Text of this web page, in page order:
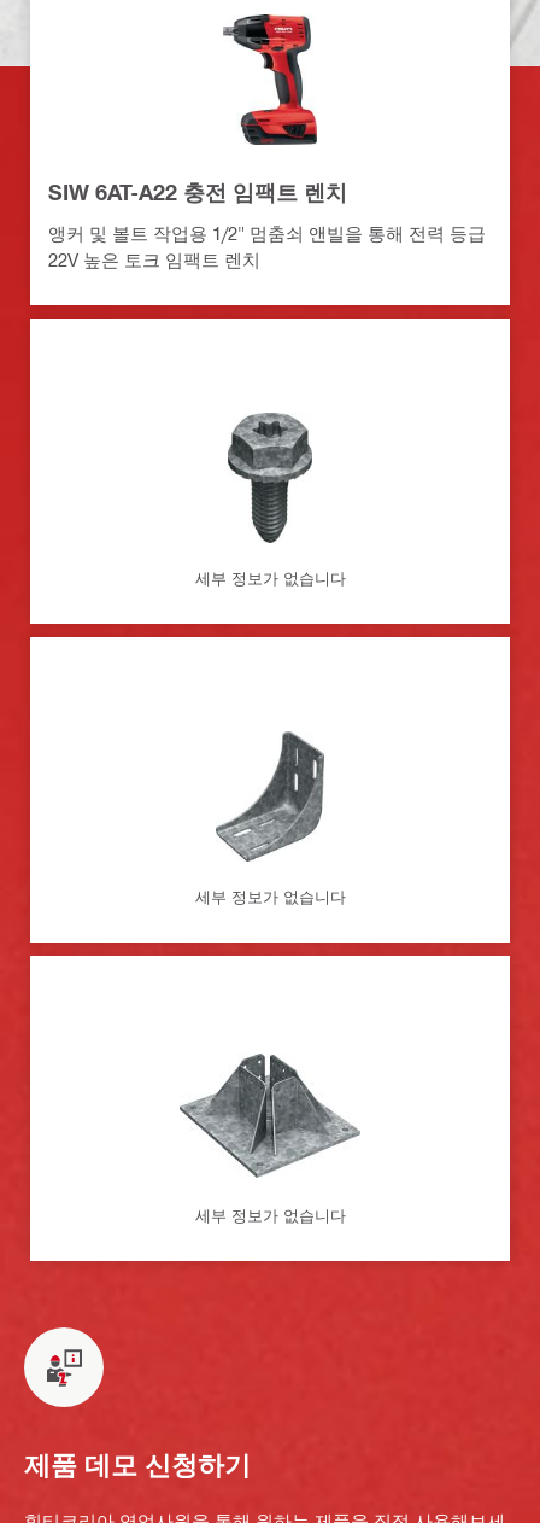
SIW 6AT-A22 충전 임팩트 렌치
앵커 및 볼트 작업용 1/2" 멈춤쇠 앤빌을 통해 전력 등급
22V 높은 토크 임팩트 렌치
세부 정보가 없습니다
세부 정보가 없습니다
세부 정보가 없습니다
제품 데모 신청하기